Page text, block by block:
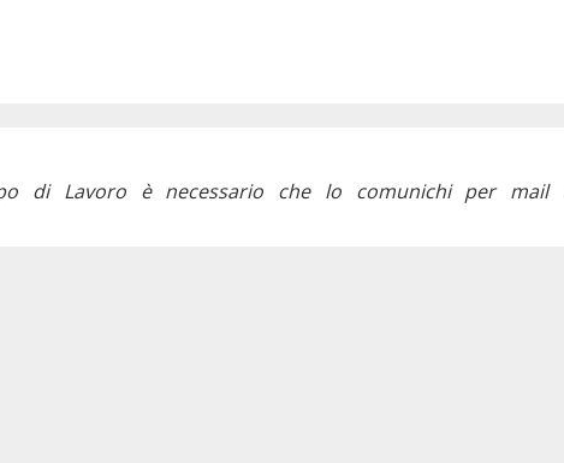
di Lavoro è necessario che lo comunichi per mail